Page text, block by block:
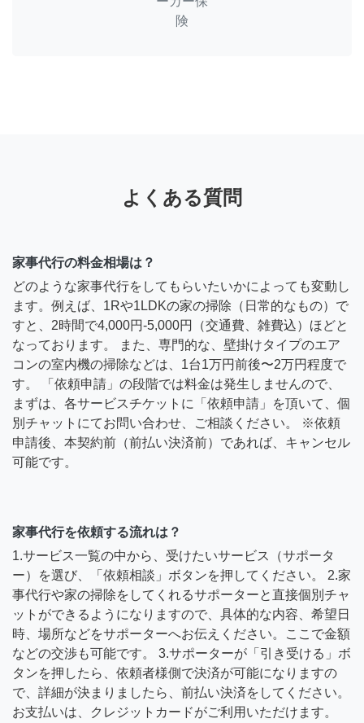
険
よくある質問
家事代行の料金相場は？
どのような家事代行をしてもらいたいかによっても変動し
ます。例えば、1Rや1LDKの家の掃除（日常的なもの）で
すと、2時間で4,000円-5,000円（交通費、雑費込）ほどと
なっております。 また、専門的な、壁掛けタイプのエア
コンの室内機の掃除などは、1台1万円前後〜2万円程度で
す。 「依頼申請」の段階では料金は発生しませんので、
まずは、各サービスチケットに「依頼申請」を頂いて、個
別チャットにてお問い合わせ、ご相談ください。 ※依頼
申請後、本契約前（前払い決済前）であれば、キャンセル
可能です。
家事代行を依頼する流れは？
1.サービス一覧の中から、受けたいサービス（サポータ
ー）を選び、「依頼相談」ボタンを押してください。 2.家
事代行や家の掃除をしてくれるサポーターと直接個別チャ
ットができるようになりますので、具体的な内容、希望日
時、場所などをサポーターへお伝えください。ここで金額
などの交渉も可能です。 3.サポーターが「引き受ける」ボ
タンを押したら、依頼者様側で決済が可能になりますの
で、詳細が決まりましたら、前払い決済をしてください。
お支払いは、クレジットカードがご利用いただけます。